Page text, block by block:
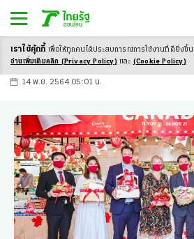
-ก ก ก+
14 พ.ย. 2564 05:01 น.
เราใช้คุ้กกี้ เพื่อให้ทุกคนได้ประสบการณ์การใช้งานที่ดียิ่งขึ้น
อ่านเพิ่มเติมคลิก (Privacy Policy) และ (Cookie Policy)